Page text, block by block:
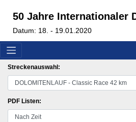
50 Jahre Internationaler
Datum: 18. - 19.01.2020
Streckenauswahl:
PDF Listen: